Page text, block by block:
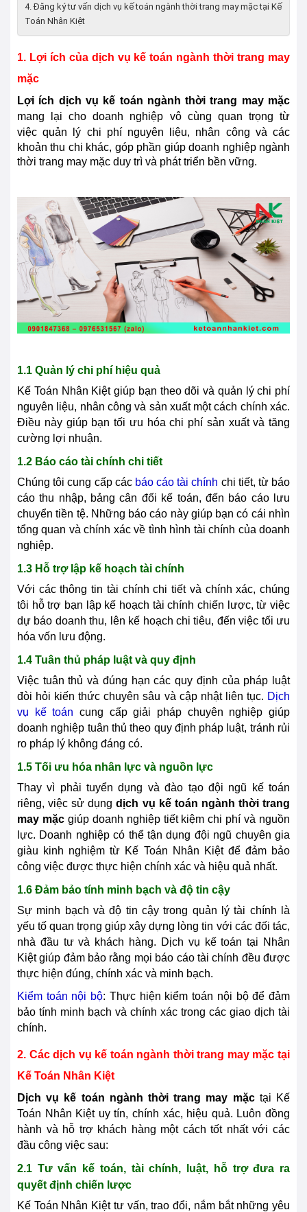
4. Đăng ký tư vấn dịch vụ kế toán ngành thời trang may mặc tại Kế
Toán Nhân Kiệt
1. Lợi ích của dịch vụ kế toán ngành thời trang may
mặc
Lợi ích dịch vụ kế toán ngành thời trang may mặc
mang lại cho doanh nghiệp vô cùng quan trọng từ
việcquản lý chi phí nguyên liệu, nhân công và các
khoản thu chi khác, góp phần giúp doanh nghiệp ngành
thời trang may mặc duy trì và phát triển bền vững.
1.1 Quản lý chi phí hiệu quả
Kế Toán Nhân Kiệt giúp bạn theo dõi và quản lý chi phí
nguyên liệu, nhân công và sản xuất một cách chính xác.
Điều này giúp bạn tối ưu hóa chi phí sản xuất và tăng
cường lợi nhuận.
1.2 Báo cáo tài chính chi tiết
Chúng tôi cung cấp các báo cáo tài chính chi tiết, từ báo
cáo thu nhập, bảng cân đối kế toán, đến báo cáo lưu
chuyển tiền tệ. Những báo cáo này giúp bạn có cái nhìn
tổng quan và chính xác về tình hình tài chính của doanh
nghiệp.
1.3 Hỗ trợ lập kế hoạch tài chính
Với các thông tin tài chính chi tiết và chính xác, chúng
tôi hỗ trợ bạn lập kế hoạch tài chính chiến lược, từ việc
dự báo doanh thu, lên kế hoạch chi tiêu, đến việc tối ưu
hóa vốn lưu động.
1.4 Tuân thủ pháp luật và quy định
Việc tuân thủ và đúng hạn các quy định của pháp luật
đòi hỏi kiến thức chuyên sâu và cập nhật liên tục. Dịch
vụ kế toán cung cấp giải pháp chuyên nghiệp giúp
doanh nghiệp tuân thủ theo quy định pháp luật, tránh rủi
ro pháp lý không đáng có.
1.5 Tối ưu hóa nhân lực và nguồn lực
Thay vì phải tuyển dụng và đào tạo đội ngũ kế toán
riêng, việc sử dụngdịch vụ kế toán ngành thời trang
may mặcgiúp doanh nghiệp tiết kiệm chi phí và nguồn
lực. Doanh nghiệp có thể tận dụng đội ngũ chuyên gia
giàu kinh nghiệm từ Kế Toán Nhân Kiệt để đảm bảo
công việc được thực hiện chính xác và hiệu quả nhất.
1.6 Đảm bảo tính minh bạch và độ tin cậy
Sự minh bạch và độ tin cậy trong quản lý tài chính là
yếu tố quan trọng giúp xây dựng lòng tin với các đối tác,
nhà đầu tư và khách hàng. Dịch vụ kế toán tại Nhân
Kiệt giúp đảm bảo rằng mọi báo cáo tài chính đều được
thực hiện đúng, chính xác và minh bạch.
Kiểm toán nội bộ: Thực hiện kiểm toán nội bộ để đảm
bảo tính minh bạch và chính xác trong các giao dịch tài
chính.
2. Các dịch vụ kế toán ngành thời trang may mặc tại
Kế Toán Nhân Kiệt
Dịch vụ kế toán ngành thời trang may mặctại Kế
Toán Nhân Kiệt uy tín, chính xác, hiệu quả. Luôn đồng
hành và hỗ trợ khách hàng một cách tốt nhất với các
đầu công việc sau:
2.1 Tư vấn kế toán, tài chính, luật, hỗ trợ đưa ra
quyết định chiến lược
Kế Toán Nhân Kiệt tư vấn, trao đổi, nắm bắt những yêu